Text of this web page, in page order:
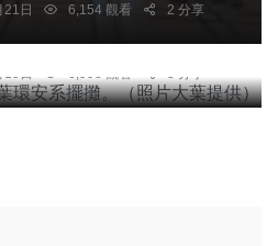
21日 6,154 觀看 2 分享
葉環安系擺攤。（照片大葉
15日 6,998 觀看 3 分享